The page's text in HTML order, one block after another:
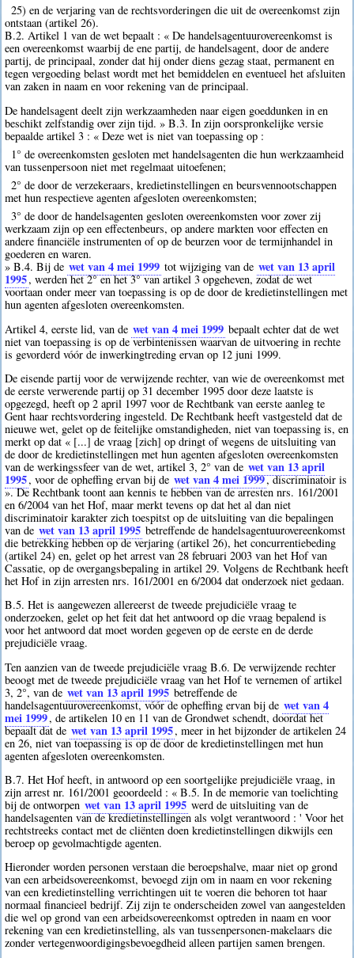
25) en de verjaring van de rechtsvorderingen die uit de overeenkomst zijn
ontstaan (artikel 26).
B.2. Artikel 1 van de wet bepaalt : « De handelsagentuurovereenkomst is
een overeenkomst waarbij de ene partij, de handelsagent, door de andere
partij, de principaal, zonder dat hij onder diens gezag staat, permanent en
tegen vergoeding belast wordt met het bemiddelen en eventueel het afsluiten
van zaken in naam en voor rekening van de principaal.
De handelsagent deelt zijn werkzaamheden naar eigen goeddunken in en
beschikt zelfstandig over zijn tijd. » B.3. In zijn oorspronkelijke versie
bepaalde artikel 3 : « Deze wet is niet van toepassing op :
1° de overeenkomsten gesloten met handelsagenten die hun werkzaamheid
van tussenpersoon niet met regelmaat uitoefenen;
2° de door de verzekeraars, kredietinstellingen en beursvennootschappen
met hun respectieve agenten afgesloten overeenkomsten;
3° de door de handelsagenten gesloten overeenkomsten voor zover zij
werkzaam zijn op een effectenbeurs, op andere markten voor effecten en
andere financiële instrumenten of op de beurzen voor de termijnhandel in
goederen en waren.
» B.4. Bij de wet van 4 mei 1999 tot wijziging van de wet van 13 april
1995, werden het 2° en het 3° van artikel 3 opgeheven, zodat de wet
voortaan onder meer van toepassing is op de door de kredietinstellingen met
hun agenten afgesloten overeenkomsten.
Artikel 4, eerste lid, van de wet van 4 mei 1999 bepaalt echter dat de wet
niet van toepassing is op de verbintenissen waarvan de uitvoering in rechte
is gevorderd vóór de inwerkingtreding ervan op 12 juni 1999.
De eisende partij voor de verwijzende rechter, van wie de overeenkomst met
de eerste verwerende partij op 31 december 1995 door deze laatste is
opgezegd, heeft op 2 april 1997 voor de Rechtbank van eerste aanleg te
Gent haar rechtsvordering ingesteld. De Rechtbank heeft vastgesteld dat de
nieuwe wet, gelet op de feitelijke omstandigheden, niet van toepassing is, en
merkt op dat « [...] de vraag [zich] op dringt of wegens de uitsluiting van
de door de kredietinstellingen met hun agenten afgesloten overeenkomsten
van de werkingssfeer van de wet, artikel 3, 2° van de wet van 13 april
1995, voor de opheffing ervan bij de wet van 4 mei 1999, discriminatoir is
». De Rechtbank toont aan kennis te hebben van de arresten nrs. 161/2001
en 6/2004 van het Hof, maar merkt tevens op dat het al dan niet
discriminatoir karakter zich toespitst op de uitsluiting van die bepalingen
van de wet van 13 april 1995 betreffende de handelsagentuurovereenkomst
die betrekking hebben op de verjaring (artikel 26), het concurrentiebeding
(artikel 24) en, gelet op het arrest van 28 februari 2003 van het Hof van
Cassatie, op de overgangsbepaling in artikel 29. Volgens de Rechtbank heeft
het Hof in zijn arresten nrs. 161/2001 en 6/2004 dat onderzoek niet gedaan.
B.5. Het is aangewezen allereerst de tweede prejudiciële vraag te
onderzoeken, gelet op het feit dat het antwoord op die vraag bepalend is
voor het antwoord dat moet worden gegeven op de eerste en de derde
prejudiciële vraag.
Ten aanzien van de tweede prejudiciële vraag B.6. De verwijzende rechter
beoogt met de tweede prejudiciële vraag van het Hof te vernemen of artikel
3, 2°, van de wet van 13 april 1995 betreffende de
handelsagentuurovereenkomst, vóór de opheffing ervan bij de wet van 4
mei 1999, de artikelen 10 en 11 van de Grondwet schendt, doordat het
bepaalt dat de wet van 13 april 1995, meer in het bijzonder de artikelen 24
en 26, niet van toepassing is op de door de kredietinstellingen met hun
agenten afgesloten overeenkomsten.
B.7. Het Hof heeft, in antwoord op een soortgelijke prejudiciële vraag, in
zijn arrest nr. 161/2001 geoordeeld : « B.5. In de memorie van toelichting
bij de ontworpen wet van 13 april 1995 werd de uitsluiting van de
handelsagenten van de kredietinstellingen als volgt verantwoord : ' Voor het
rechtstreeks contact met de cliënten doen kredietinstellingen dikwijls een
beroep op gevolmachtigde agenten.
Hieronder worden personen verstaan die beroepshalve, maar niet op grond
van een arbeidsovereenkomst, bevoegd zijn om in naam en voor rekening
van een kredietinstelling verrichtingen uit te voeren die behoren tot haar
normaal financieel bedrijf. Zij zijn te onderscheiden zowel van aangestelden
die wel op grond van een arbeidsovereenkomst optreden in naam en voor
rekening van een kredietinstelling, als van tussenpersonen-makelaars die
zonder vertegenwoordigingsbevoegdheid alleen partijen samen brengen.